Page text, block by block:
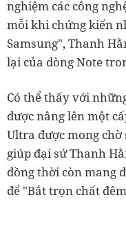
nghiệm các công
mỗi khi chứng kiến
Samsung", Thanh
lại của dòng Note
Có thể thấy với
được nâng lên một
Ultra được mong
giúp đại sứ Thanh
đồng thời còn mang
để "Bắt trọn chất